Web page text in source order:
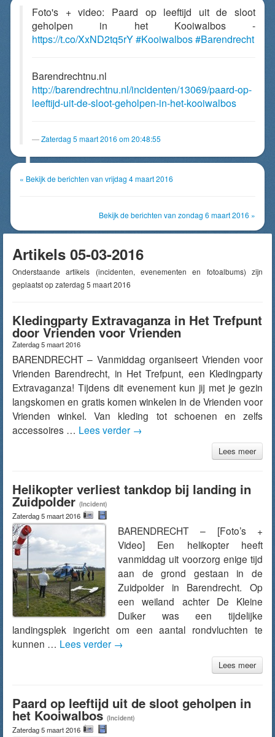
Foto's + video: Paard op leeftijd uit de sloot
geholpen in het Kooiwalbos -
https://t.co/XxND2tq5rY#Kooiwalbos#Barendrecht
Barendrechtnu.nl
http://barendrechtnu.nl/incidenten/13069/paard-op-
leeftijd-uit-de-sloot-geholpen-in-het-kooiwalbos
Zaterdag 5 maart 2016 om 20:48:55
« Bekijk de berichten van vrijdag 4 maart 2016
Bekijk de berichten van zondag 6 maart 2016 »
Artikels 05-03-2016
Onderstaande artikels (incidenten, evenementen en fotoalbums) zijn
geplaatst op zaterdag 5 maart 2016
Kledingparty Extravaganza in Het Trefpunt
door Vrienden voor Vrienden
Zaterdag 5 maart 2016
BARENDRECHT – Vanmiddag organiseert Vrienden voor
Vrienden Barendrecht, in Het Trefpunt, een Kledingparty
Extravaganza! Tijdens dit evenement kun jij met je gezin
langskomen en gratis komen winkelen in de Vrienden voor
Vrienden winkel. Van kleding tot schoenen en zelfs
accessoires … Lees verder →
Lees meer
Helikopter verliest tankdop bij landing in
Zuidpolder (Incident)
Zaterdag 5 maart 2016
BARENDRECHT – [Foto’s +
Video] Een helikopter heeft
vanmiddag uit voorzorg enige tijd
aan de grond gestaan in de
Zuidpolder in Barendrecht. Op
een weiland achter De Kleine
Duiker was een tijdelijke
landingsplek ingericht om een aantal rondvluchten te
kunnen … Lees verder →
Lees meer
Paard op leeftijd uit de sloot geholpen in
het Kooiwalbos (Incident)
Zaterdag 5 maart 2016